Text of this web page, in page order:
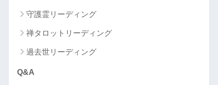
守護霊リーディング
禅タロットリーディング
過去世リーディング
Q&A